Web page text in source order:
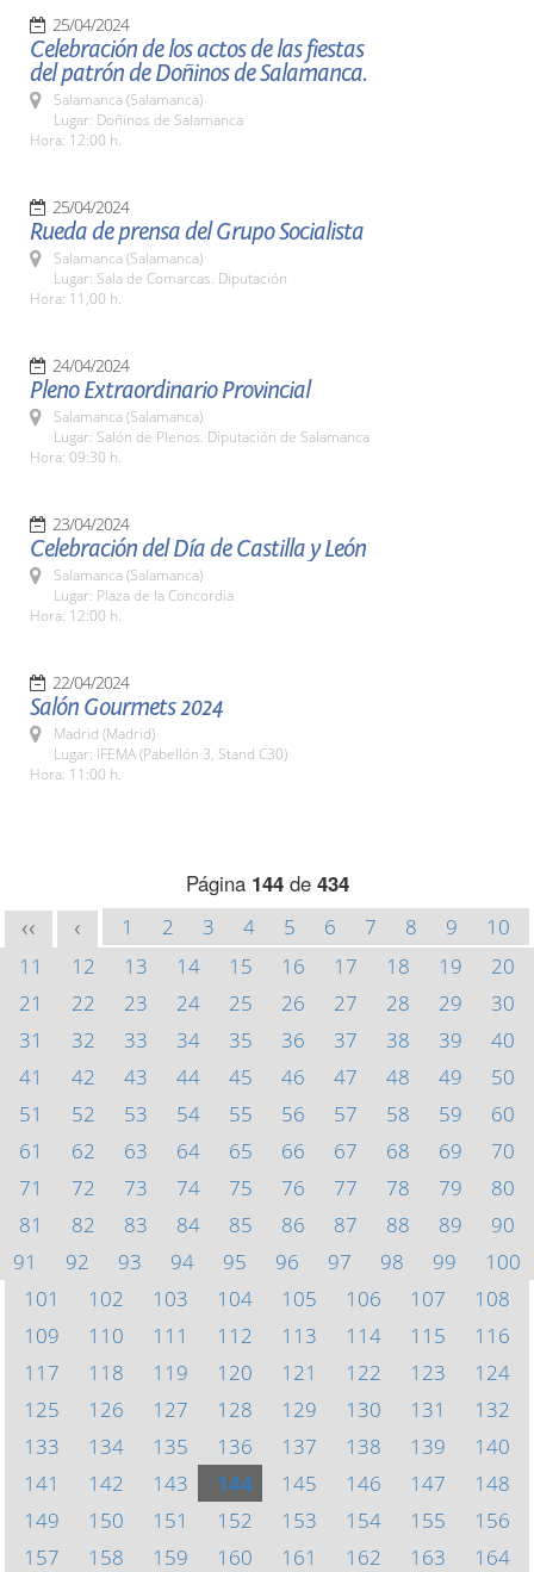
25/04/2024
Celebración de los actos de las fiestas
del patrón de Doñinos de Salamanca.
Salamanca (Salamanca)
Lugar: Doñinos de Salamanca
Hora: 12:00 h.
25/04/2024
Rueda de prensa del Grupo Socialista
Salamanca (Salamanca)
Lugar: Sala de Comarcas. Diputación
Hora: 11,00 h.
24/04/2024
Pleno Extraordinario Provincial
Salamanca (Salamanca)
Lugar: Salón de Plenos. Diputación de Salamanca
Hora: 09:30 h.
23/04/2024
Celebración del Día de Castilla y León
Salamanca (Salamanca)
Lugar: Plaza de la Concordia
Hora: 12:00 h.
22/04/2024
Salón Gourmets 2024
Madrid (Madrid)
Lugar: IFEMA (Pabellón 3, Stand C30)
Hora: 11:00 h.
Página 144de 434
<< < 1 2 3 4 5 6 7 8 9
10
11
12 13 14 15 16 17 18 19
20
21
22 23 24 25 26 27 28 29
30
31
32 33 34 35 36 37 38 39
40
41
42 43 44 45 46 47 48 49
50
51
52 53 54 55 56 57 58 59
60
61
62 63 64 65 66 67 68 69
70
71
72 73 74 75 76 77 78 79
80
81
82 83 84 85 86 87 88 89
90
91
92 93 94 95 96 97 98 99
100
101
102 103 104 105 106 107
108
109
110 111 112 113 114 115
116
117
118 119 120 121 122 123
124
125
126 127 128 129 130 131
132
133
134 135 136 137 138 139
140
141
142 143 144 145 146 147
148
149
150 151 152 153 154 155
156
157
158 159 160 161 162 163
164